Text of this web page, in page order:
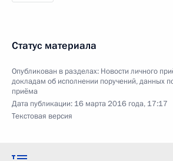
Статус материала
Опубликован в разделах: Новости личного
докладам об исполнении поручений, данных
приёма
Дата публикации: 16 марта 2016 года, 17:17
Текстовая версия